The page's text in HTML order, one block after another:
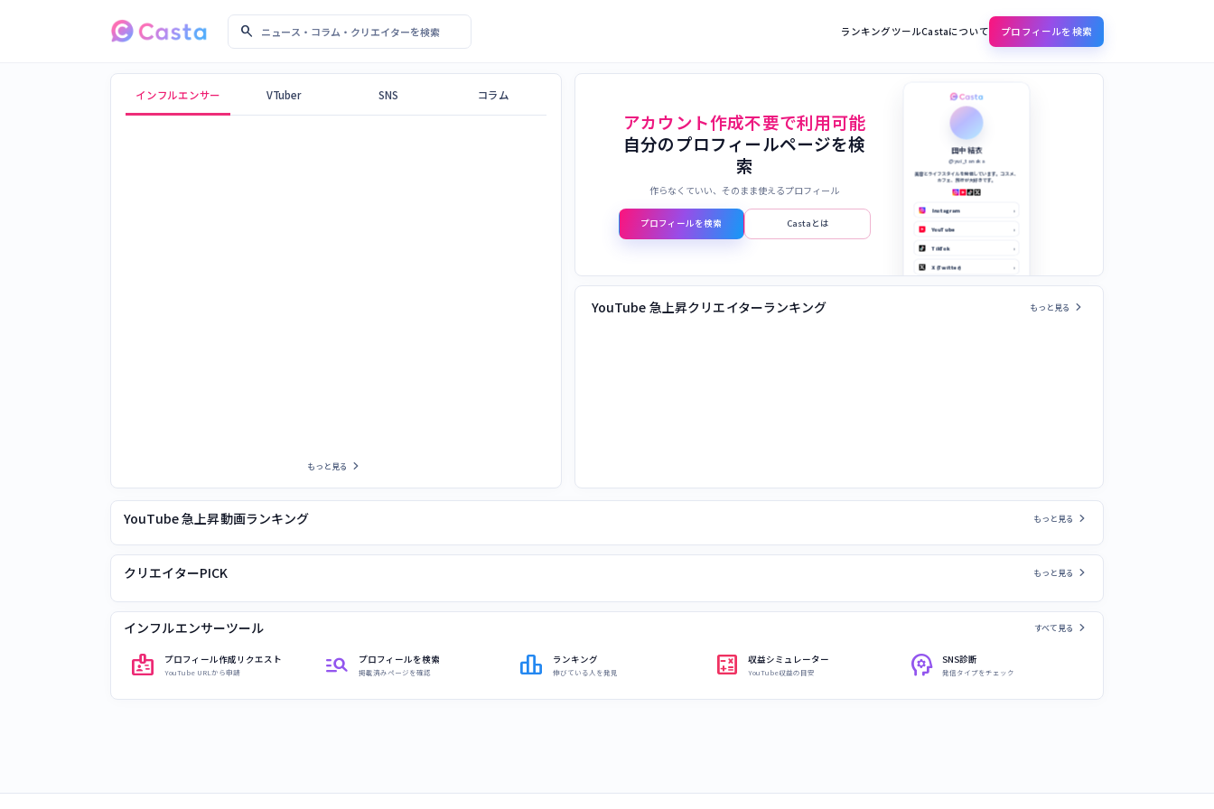
search
ニュース・コラム・クリエイターを検索
ランキング ツールCastaについて プロフィールを検索
Castaメディア
インフルエンサー VTuber SNS コラム
もっと見る chevron_right
アカウント作成不要で利用可能
自分のプロフィールページを検
索
作らなくていい、そのまま使えるプロフィール
プロフィールを検索 Castaとは
田中 結衣
@yui_tanaka
美容とライフスタイルを発信しています。コスメ、
カフェ、旅行が大好きです。
Instagram ›
YouTube ›
TikTok ›
X (Twitter) ›
公式サイト ›
YouTube 急上昇クリエイターランキング もっと見る chevron_right
YouTube 急上昇動画ランキング もっと見る chevron_right
クリエイターPICK もっと見る chevron_right
インフルエンサーツール すべて見る chevron_right
badge プロフィール作成リクエスト
YouTube URLから申請 manage_search プロフィールを検索
掲載済みページを確認 leaderboard ランキング
伸びている人を発見 calculate 収益シミュレーター
YouTube収益の目安 psychology SNS診断
発信タイプをチェック